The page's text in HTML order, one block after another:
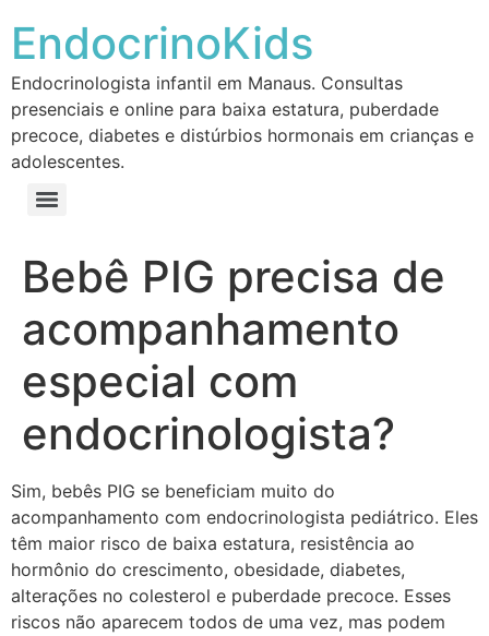
EndocrinoKids
Endocrinologista infantil em Manaus. Consultas
presenciais e online para baixa estatura, puberdade
precoce, diabetes e distúrbios hormonais em crianças e
adolescentes.
Bebê PIG precisa de
acompanhamento
especial com
endocrinologista?
Sim, bebês PIG se beneficiam muito do
acompanhamento com endocrinologista pediátrico. Eles
têm maior risco de baixa estatura, resistência ao
hormônio do crescimento, obesidade, diabetes,
alterações no colesterol e puberdade precoce. Esses
riscos não aparecem todos de uma vez, mas podem